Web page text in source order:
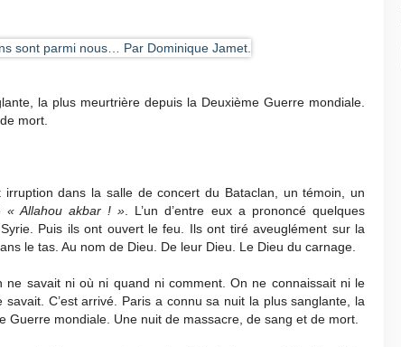
la plus meurtrière depuis la Deuxième Guerre mondiale.
mort.
dans la salle de concert du Bataclan, un témoin, un
« Allahou akbar ! » . L’un d’entre eux a prononcé quelques
Puis ils ont ouvert le feu. Ils ont tiré aveuglément sur la
le tas. Au nom de Dieu. De leur Dieu. Le Dieu du carnage.
ne savait ni où ni quand ni comment. On ne connaissait ni le
C’est arrivé. Paris a connu sa nuit la plus sanglante, la
Guerre mondiale. Une nuit de massacre, de sang et de mort.